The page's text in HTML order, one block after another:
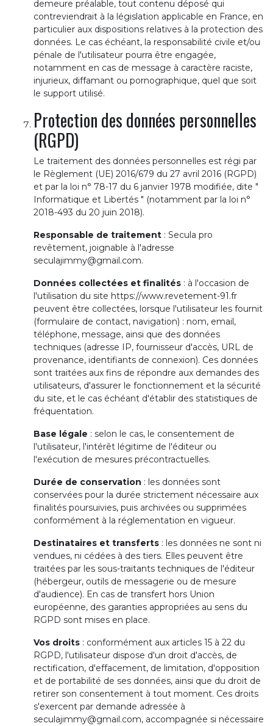
demeure préalable, tout contenu déposé qui
contreviendrait à la législation applicable en France, en
particulier aux dispositions relatives à la protection des
données. Le cas échéant, la responsabilité civile et/ou
pénale de l'utilisateur pourra être engagée,
notamment en cas de message à caractère raciste,
injurieux, diffamant ou pornographique, quel que soit
le support utilisé.
Protection des données personnelles
(RGPD)
Le traitement des données personnelles est régi par
le Règlement (UE) 2016/679 du 27 avril 2016 (RGPD)
et par la loi n° 78-17 du 6 janvier 1978 modifiée, dite "
Informatique et Libertés " (notamment par la loi n°
2018-493 du 20 juin 2018).
Responsable de traitement : Secula pro
revêtement, joignable à l'adresse
seculajimmy@gmail.com.
Données collectées et finalités : à l'occasion de
l'utilisation du site https://www.revetement-91.fr
peuvent être collectées, lorsque l'utilisateur les fournit
(formulaire de contact, navigation) : nom, email,
téléphone, message, ainsi que des données
techniques (adresse IP, fournisseur d'accès, URL de
provenance, identifiants de connexion). Ces données
sont traitées aux fins de répondre aux demandes des
utilisateurs, d'assurer le fonctionnement et la sécurité
du site, et le cas échéant d'établir des statistiques de
fréquentation.
Base légale : selon le cas, le consentement de
l'utilisateur, l'intérêt légitime de l'éditeur ou
l'exécution de mesures précontractuelles.
Durée de conservation : les données sont
conservées pour la durée strictement nécessaire aux
finalités poursuivies, puis archivées ou supprimées
conformément à la réglementation en vigueur.
Destinataires et transferts : les données ne sont ni
vendues, ni cédées à des tiers. Elles peuvent être
traitées par les sous-traitants techniques de l'éditeur
(hébergeur, outils de messagerie ou de mesure
d'audience). En cas de transfert hors Union
européenne, des garanties appropriées au sens du
RGPD sont mises en place.
Vos droits : conformément aux articles 15 à 22 du
RGPD, l'utilisateur dispose d'un droit d'accès, de
rectification, d'effacement, de limitation, d'opposition
et de portabilité de ses données, ainsi que du droit de
retirer son consentement à tout moment. Ces droits
s'exercent par demande adressée à
seculajimmy@gmail.com, accompagnée si nécessaire